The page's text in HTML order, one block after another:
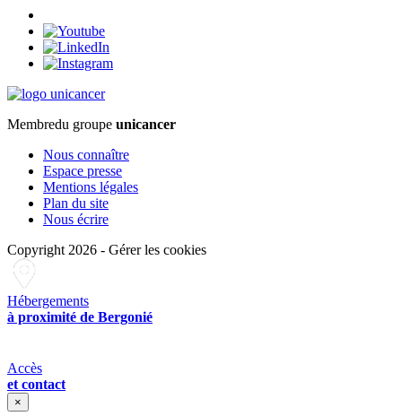
Membredu groupe unicancer
Nous connaître
Espace presse
Mentions légales
Plan du site
Nous écrire
Copyright 2026 - Gérer les cookies
Hébergements
à proximité de Bergonié
Accès
et contact
×